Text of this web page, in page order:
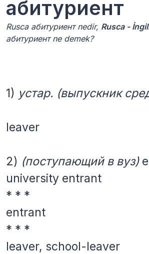
абитуриент
Rusca абитуриент nedir, Rusca -
абитуриент ne demek?
1) устар. (выпускник
leaver
2) (поступающий в вуз)
university entrant
* * *
entrant
* * *
leaver, school-leaver